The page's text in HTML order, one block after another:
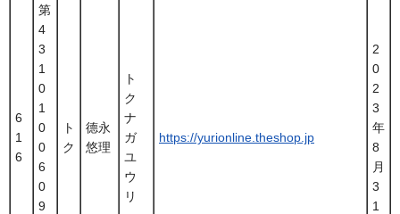
6
1
6
第
4
3
1
0
1
0
0
6
0
9
ト
ク
德永
悠理
ト
ク
ナ
ガ
ユ
ウ
リ
https://yurionline.theshop.jp
2
0
2
3
年
8
月
3
1